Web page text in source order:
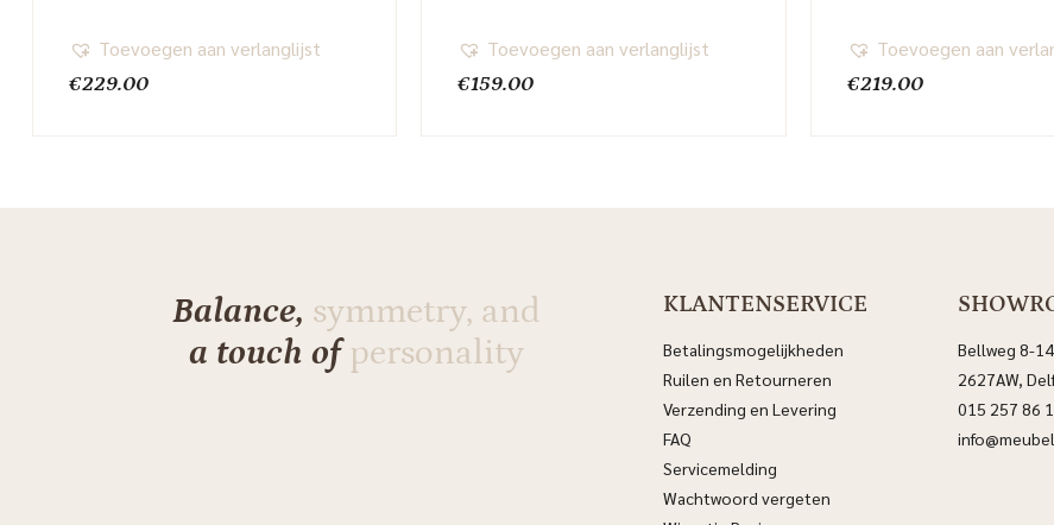
€229.00
Toevoegen aan verlanglijst
€159.00
Toevoegen aan verlanglijst
€219.00
Toevoegen aan
Balance, symmetry, and
a touch ofpersonality
KLANTENSERVICE
Betalingsmogelijkheden
Ruilen en Retourneren
Verzending en Levering
FAQ
Servicemelding
Wachtwoord vergeten
Bellweg 8-14
2627AW,
015 257 86